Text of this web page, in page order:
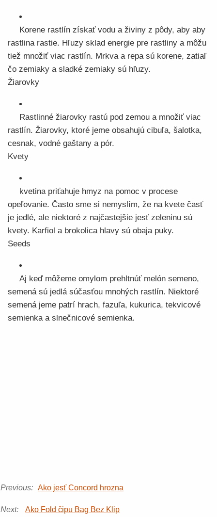
Korene rastlín získať vodu a živiny z pôdy, aby aby
rastlina rastie. Hľuzy sklad energie pre rastliny a môžu
tiež množiť viac rastlín. Mrkva a repa sú korene, zatiaľ
čo zemiaky a sladké zemiaky sú hľuzy.
Žiarovky
Rastlinné žiarovky rastú pod zemou a množiť viac
rastlín. Žiarovky, ktoré jeme obsahujú cibuľa, šalotka,
cesnak, vodné gaštany a pór.
Kvety
kvetina priťahuje hmyz na pomoc v procese
opeľovanie. Často sme si nemyslím, že na kvete časť
je jedlé, ale niektoré z najčastejšie jesť zeleninu sú
kvety. Karfiol a brokolica hlavy sú obaja puky.
Seeds
Aj keď môžeme omylom prehltnúť melón semeno,
semená sú jedlá súčasťou mnohých rastlín. Niektoré
semená jeme patrí hrach, fazuľa, kukurica, tekvicové
semienka a slnečnicové semienka.
Previous: Ako jesť Concord hrozna
Next: Ako Fold čipu Bag Bez Klip